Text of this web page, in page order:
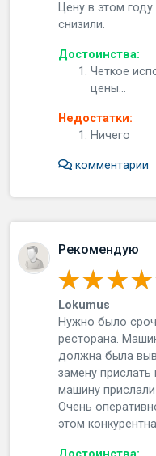
Цену в этом
снизили.
Достоинства:
Четкое
цены...
Недостатки:
Ничего
комментарии
Рекомендую
Lokumus
Нужно было
ресторана.
должна была
замену
машину
Очень
этом